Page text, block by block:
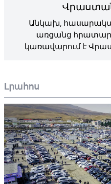
Լրահոս
Անկախ,
առցանց
կառավարում է